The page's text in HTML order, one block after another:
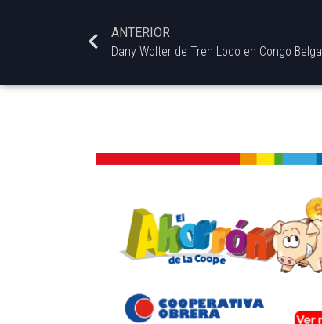
ANTERIOR
Dany Wolter de Tren Loco en Congo Belga